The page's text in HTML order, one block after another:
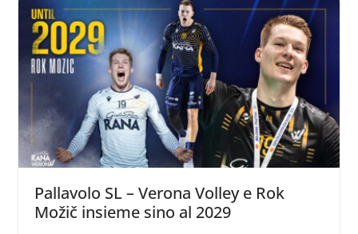
Pallavolo SL – Verona Volley e Rok
Možič insieme sino al 2029